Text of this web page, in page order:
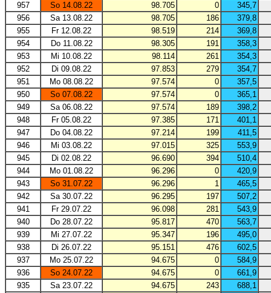
957
So 14.08.22 98.705 0
345,7
956
Sa 13.08.22 98.705 186
379,8
955
Fr 12.08.22 98.519 214
369,8
954
Do 11.08.22 98.305 191
358,3
953
Mi 10.08.22 98.114 261
354,3
952
Di 09.08.22 97.853 279
354,7
951
Mo 08.08.22 97.574 0
357,5
950
So 07.08.22 97.574 0
365,1
949
Sa 06.08.22 97.574 189
398,2
948
Fr 05.08.22 97.385 171
401,1
947
Do 04.08.22 97.214 199
411,5
946
Mi 03.08.22 97.015 325
553,9
945
Di 02.08.22 96.690 394
510,4
944
Mo 01.08.22 96.296 0
420,9
943
So 31.07.22 96.296 1
465,5
942
Sa 30.07.22 96.295 197
507,2
941
Fr 29.07.22 96.098 281
543,9
940
Do 28.07.22 95.817 470
563,7
939
Mi 27.07.22 95.347 196
495,0
938
Di 26.07.22 95.151 476
602,5
937
Mo 25.07.22 94.675 0
584,9
936
So 24.07.22 94.675 0
661,9
935
Sa 23.07.22 94.675 243
688,1